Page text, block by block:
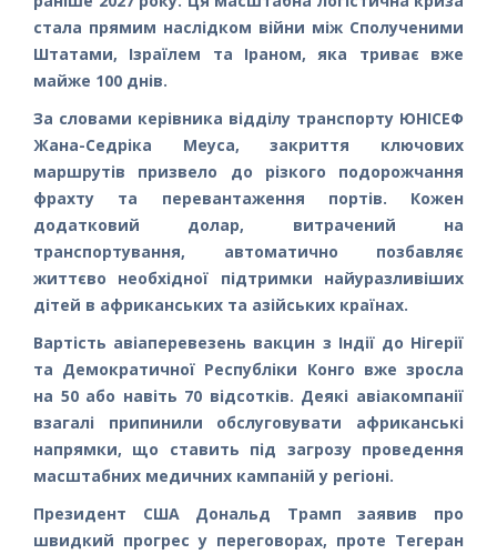
стала прямим наслідком війни між Сполученими
Штатами, Ізраїлем та Іраном, яка триває вже
майже 100 днів.
За словами керівника відділу транспорту ЮНІСЕФ
Жана-Седріка Меуса, закриття ключових
маршрутів призвело до різкого подорожчання
фрахту та перевантаження портів. Кожен
додатковий долар, витрачений на
транспортування, автоматично позбавляє
життєво необхідної підтримки найуразливіших
дітей в африканських та азійських країнах.
Вартість авіаперевезень вакцин з Індії до Нігерії
та Демократичної Республіки Конго вже зросла
на 50 або навіть 70 відсотків. Деякі авіакомпанії
взагалі припинили обслуговувати африканські
напрямки, що ставить під загрозу проведення
масштабних медичних кампаній у регіоні.
Президент США Дональд Трамп заявив про
швидкий прогрес у переговорах, проте Тегеран